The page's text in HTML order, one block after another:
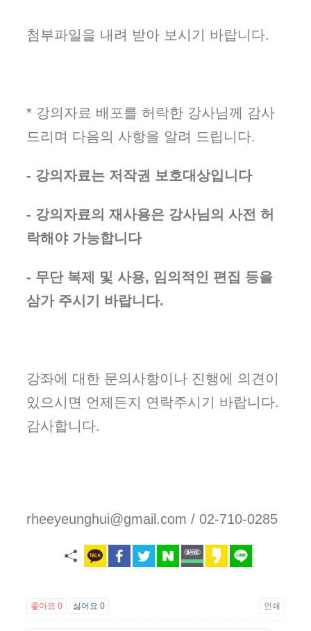
첨부파일을 내려 받아 보시기 바랍니다.
* 강의자료 배포를 허락한 강사님께 감사
드리며 다음의 사항을 알려 드립니다.
- 강의자료는 저작권 보호대상입니다
- 강의자료의 재사용은 강사님의 사전 허
락해야 가능합니다
- 무단 복제 및 사용, 임의적인 편집 등을
삼가 주시기 바랍니다.
강좌에 대한 문의사항이나 진행에 의견이
있으시면 언제든지 연락주시기 바랍니다.
감사합니다.
rheeyeunghui@gmail.com / 02-710-0285
좋아요0 싫어요0 인쇄